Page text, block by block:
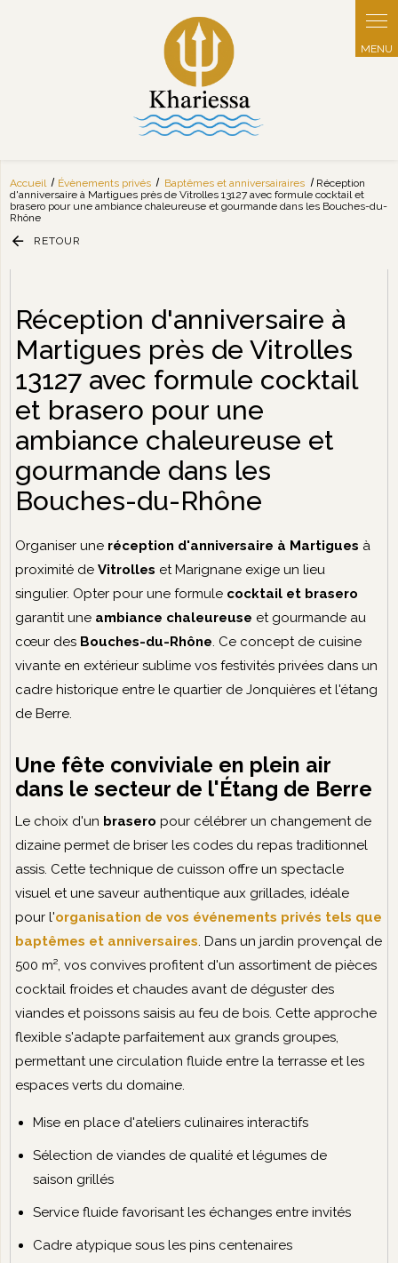
Accueil Évènements privés Baptêmes et anniversairaires
Réception
d'anniversaire à Martigues près de Vitrolles 13127 avec formule cocktail et
brasero pour une ambiance chaleureuse et gourmande dans les Bouches-du-
Rhône
RETOUR
Réception d'anniversaire à
Martigues près de Vitrolles
13127 avec formule cocktail
et brasero pour une
ambiance chaleureuse et
gourmande dans les
Bouches-du-Rhône
Organiser une réception d'anniversaire à Martigues à
proximité deVitrolles et Marignane exige un lieu
singulier. Opter pour une formule cocktail et brasero
garantit une ambiance chaleureuse et gourmande au
cœur des Bouches-du-Rhône. Ce concept de cuisine
vivante en extérieur sublime vos festivités privées dans un
cadre historique entre le quartier de Jonquières et l'étang
de Berre.
Une fête conviviale en plein air
dans le secteur de l'Étang de Berre
Le choix d'un brasero pour célébrer un changement de
dizaine permet de briser les codes du repas traditionnel
assis. Cette technique de cuisson offre un spectacle
visuel et une saveur authentique aux grillades, idéale
pour l'organisation de vos événements privés tels que
baptêmes et anniversaires. Dans un jardin provençal de
500 m², vos convives profitent d'un assortiment de pièces
cocktail froides et chaudes avant de déguster des
viandes et poissons saisis au feu de bois. Cette approche
flexible s'adapte parfaitement aux grands groupes,
permettant une circulation fluide entre la terrasse et les
espaces verts du domaine.
Mise en place d'ateliers culinaires interactifs
Sélection de viandes de qualité et légumes de
saison grillés
Service fluide favorisant les échanges entre invités
Cadre atypique sous les pins centenaires